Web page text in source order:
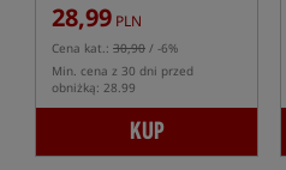
28,99 PLN
Cena kat.: 30,90 / -6%
Min. cena z 30 dni przed
obniżką: 28.99
KUP